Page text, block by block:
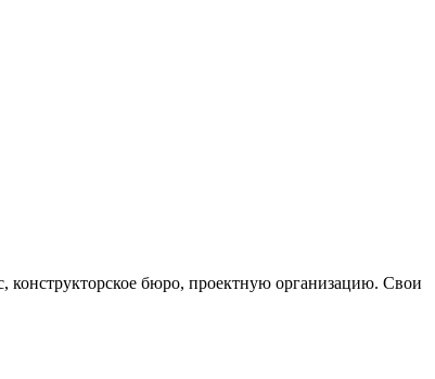
бюро, проектную организацию. Свои